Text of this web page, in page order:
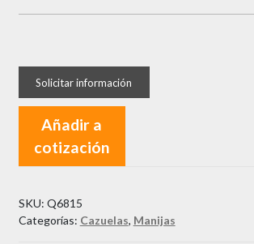
Añadir a
cotización
SKU: Q6815
Categorías: Cazuelas, Manijas